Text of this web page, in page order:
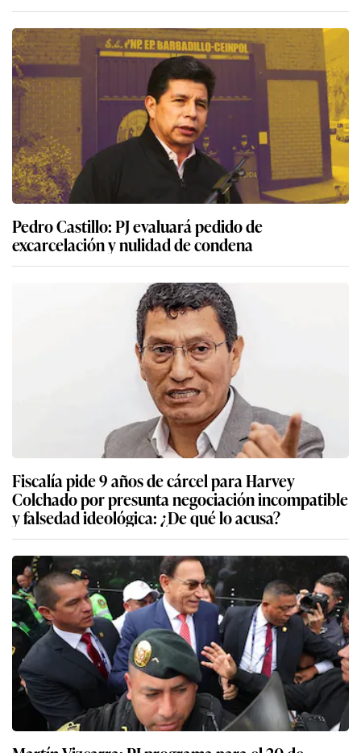
Pedro Castillo: PJ evaluará pedido de
excarcelación y nulidad de condena
Fiscalía pide 9 años de cárcel para Harvey
Colchado por presunta negociación incompatible
y falsedad ideológica: ¿De qué lo acusa?